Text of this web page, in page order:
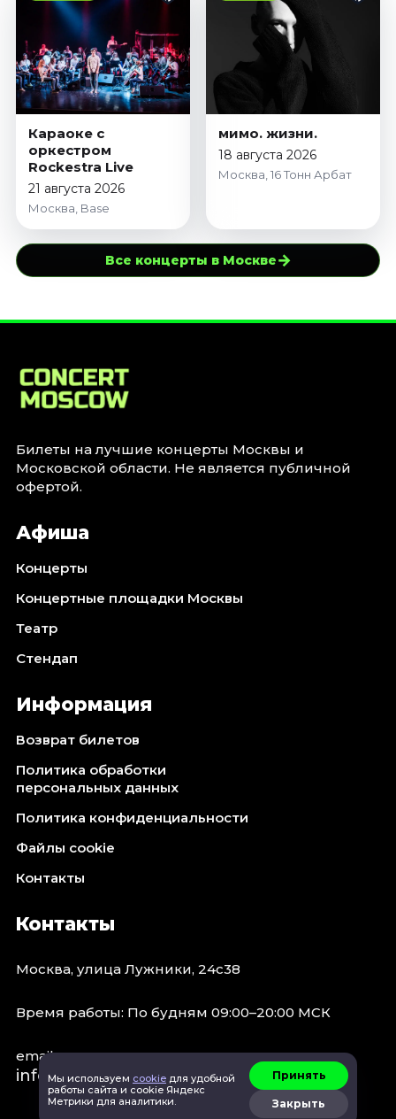
Караоке с
оркестром
Rockestra Live
21 августа 2026
Москва, Base
мимо. жизни.
18 августа 2026
Москва, 16 Тонн Арбат
Все концерты в Москве→
Билеты на лучшие концерты Москвы и
Московской области. Не является публичной
офертой.
Афиша
Концерты
Концертные площадки Москвы
Театр
Стендап
Информация
Возврат билетов
Политика обработки
персональных данных
Политика конфиденциальности
Файлы cookie
Контакты
Контакты
Москва, улица Лужники, 24с38
Время работы: По будням 09:00–20:00 МСК
email:
info@concert.moscow
Мы используем cookie для удобной
работы сайта и cookie Яндекс
Метрики для аналитики.
Принять
Закрыть